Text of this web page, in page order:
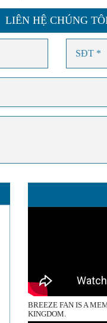
LIÊN HỆ CHÚNG
BREEZE FAN IS A
KINGDOM.